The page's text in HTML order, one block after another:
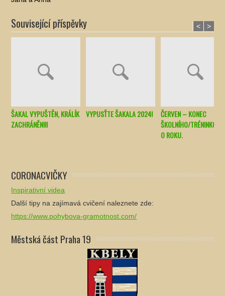
Související příspěvky
ŠAKAL VYPUŠTĚN, KRÁLÍK
ZACHRÁNĚN!!!
VYPUSŤTE ŠAKALA 2024!
ČERVEN – KONEC
ŠKOLNÍHO/
O ROKU.
< >
CORONACVIČKY
Inspirativní videa
Další tipy na zajímavá cvičení naleznete zde:
https://www.pohybova-gramotnost.com/
Městská část Praha 19